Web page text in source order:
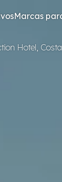
Marcas
Hotel,